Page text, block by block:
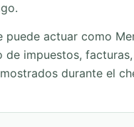
puede actuar como
impuestos,
durante el